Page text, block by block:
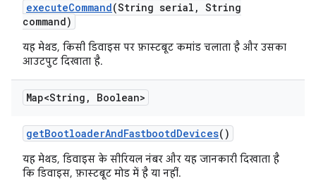
executeCommand(String serial , String
command)
यह मेथड, किसी डिवाइस पर फ़ास्टबूट कमांड चलाता है और उसका
आउटपुट दिखाता है.
Map<String , Boolean>
getBootloaderAndFastbootdDevices()
यह मेथड, डिवाइस के सीरियल नंबर और यह जानकारी दिखाता है
कि डिवाइस, फ़ास्टबूट मोड में है या नहीं.